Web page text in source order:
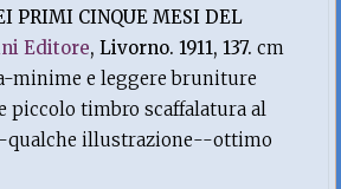
PRIMI CINQUE MESI DEL
Editore, Livorno. 1911, 137.cm
minime e leggere bruniture
piccolo timbro scaffalatura al
qualche illustrazione--ottimo